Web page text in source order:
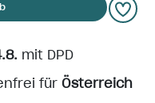
mit DPD
für Österreich